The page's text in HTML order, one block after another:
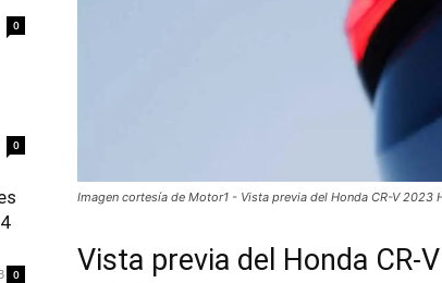
Imagen cortesía de Motor1 - Vista previa del Honda CR-V 2023
Vista previa del Honda
0
0
0